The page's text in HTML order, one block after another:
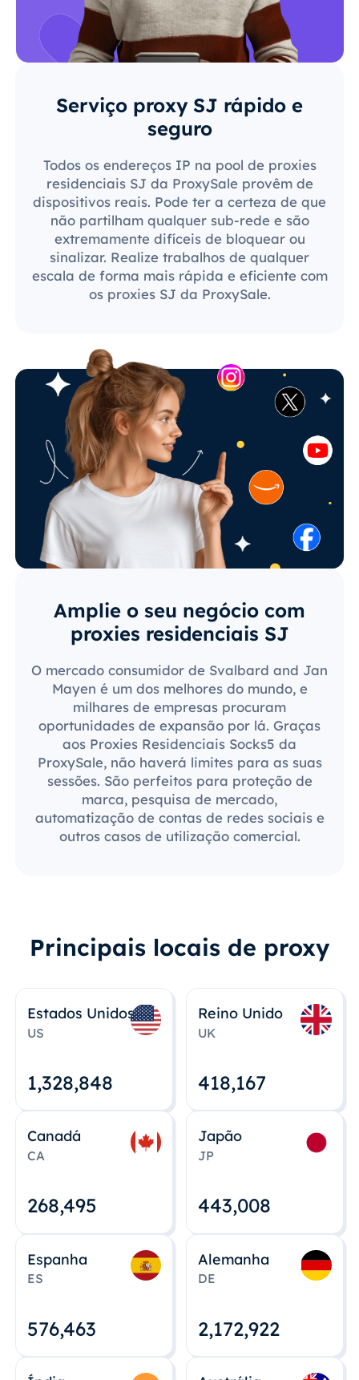
Serviço proxy SJ rápido e
seguro
Todos os endereços IP na pool de proxies
residenciais SJ da ProxySale provêm de
dispositivos reais. Pode ter a certeza de que
não partilham qualquer sub-rede e são
extremamente difíceis de bloquear ou
sinalizar. Realize trabalhos de qualquer
escala de forma mais rápida e eficiente com
os proxies SJ da ProxySale.
Amplie o seu negócio com
proxies residenciais SJ
O mercado consumidor de Svalbard and Jan
Mayen é um dos melhores do mundo, e
milhares de empresas procuram
oportunidades de expansão por lá. Graças
aos Proxies Residenciais Socks5 da
ProxySale, não haverá limites para as suas
sessões. São perfeitos para proteção de
marca, pesquisa de mercado,
automatização de contas de redes sociais e
outros casos de utilização comercial.
Principais locais de proxy
Estados Unidos
US
1,328,848
Reino Unido
UK
418,167
Canadá
CA
268,495
Japão
JP
443,008
Espanha
ES
576,463
Alemanha
DE
2,172,922